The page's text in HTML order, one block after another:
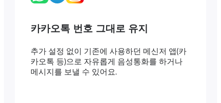
카카오톡 번호 그대로 유지
추가 설정 없이 기존에 사용하던 메신저 앱(카
카오톡 등)으로 자유롭게 음성통화를 하거나
메시지를 보낼 수 있어요.